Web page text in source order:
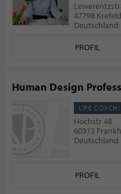
47798 Krefeld
Deutschland
PROFIL
Human Design
LIFE
Hochstr 48
60313
Deutschland
PROFIL